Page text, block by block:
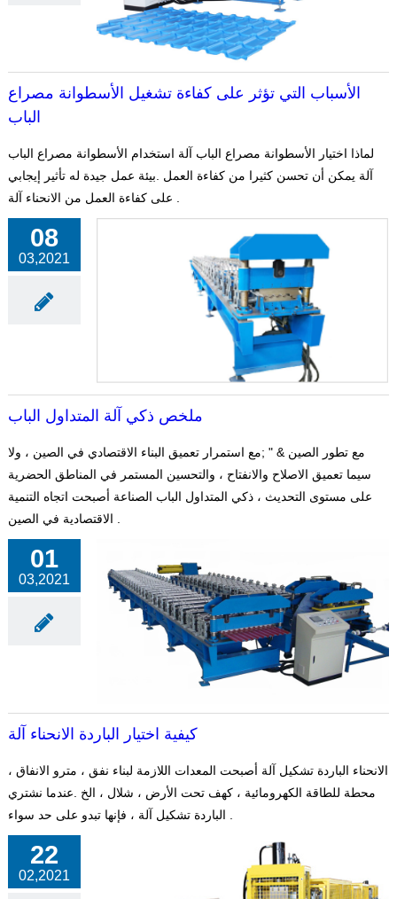
الأسباب التي تؤثر على كفاءة تشغيل الأسطوانة مصراع
الباب
لماذا اختيار الأسطوانة مصراع الباب آلة استخدام الأسطوانة مصراع الباب
آلة يمكن أن تحسن كثيرا من كفاءة العمل .بيئة عمل جيدة له تأثير إيجابي
على كفاءة العمل من الانحناء آلة .
08
03,2021
ملخص ذكي آلة المتداول الباب
مع تطور الصين & " ;مع استمرار تعميق البناء الاقتصادي في الصين ، ولا
سيما تعميق الاصلاح والانفتاح ، والتحسين المستمر في المناطق الحضرية
على مستوى التحديث ، ذكي المتداول الباب الصناعة أصبحت اتجاه التنمية
01
03,2021
كيفية اختيار الباردة الانحناء آلة
الانحناء الباردة تشكيل آلة أصبحت المعدات اللازمة لبناء نفق ، مترو الانفاق ،
محطة للطاقة الكهرومائية ، كهف تحت الأرض ، شلال ، الخ .عندما نشتري
22
02,2021